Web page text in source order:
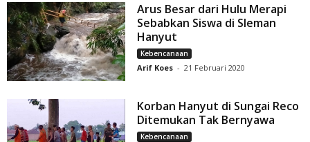
Arus Besar dari Hulu Merapi
Sebabkan Siswa di Sleman
Hanyut
Kebencanaan
Arif Koes - 21 Februari 2020
Korban Hanyut di Sungai Reco
Ditemukan Tak Bernyawa
Kebencanaan